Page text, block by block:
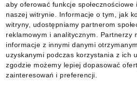
aby oferować funkcje
naszej witrynie. Informacje o tym, jak
witryny, udostępniamy partnerom
reklamowym i analitycznym. Partnerzy
informacje z innymi danymi
uzyskanymi podczas korzystania z ich
zgodzie możemy lepiej dopasować
zainteresowań i preferencji.
Informacje
Pobierz naszą aplikację